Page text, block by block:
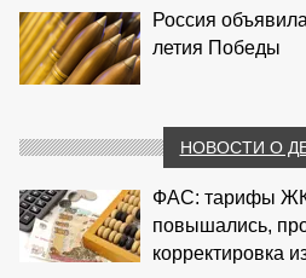
Россия
летия Победы
НОВОСТИ О
ФАС: тарифы
повышались,
корректировка